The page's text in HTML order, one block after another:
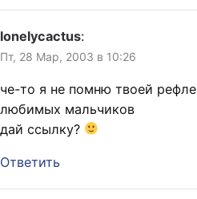
lonelycactus:
Пт, 28 Мар, 2003 в 10:26
че-то я не помню твоей
любимых мальчиков
дай ссылку?
Ответить